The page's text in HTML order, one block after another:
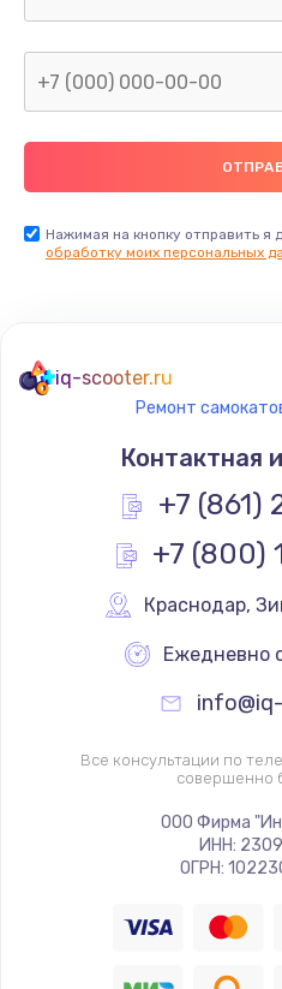
Нажимая на кнопку отправить я
обработку моих персональных
iq-scooter.ru
Ремонт
Контактная
+7 (861)
+7 (800)
Краснодар,
Ежедневно
Все консультации по
совершенно
ООО Фирма
ИНН:
ОГРН: